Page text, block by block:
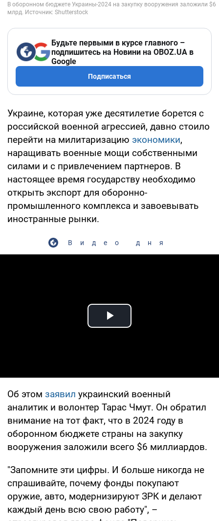
Будьте первыми в курсе главного –
подпишитесь на Новини на OBOZ.UA в
Google
Подписаться
Украине, которая уже десятилетие борется с
российской военной агрессией, давно стоило
перейти на милитаризацию экономики,
наращивать военные мощи собственными
силами и с привлечением партнеров. В
настоящее время государству необходимо
открыть экспорт для оборонно-
промышленного комплекса и завоевывать
иностранные рынки.
Видео дня
Play Video
Об этом заявил украинский военный
аналитик и волонтер Тарас Чмут. Он обратил
внимание на тот факт, что в 2024 году в
оборонном бюджете страны на закупку
вооружения заложили всего $6 миллиардов.
"Запомните эти цифры. И больше никогда не
спрашивайте, почему фонды покупают
оружие, авто, модернизируют ЗРК и делают
каждый день всю свою работу", –